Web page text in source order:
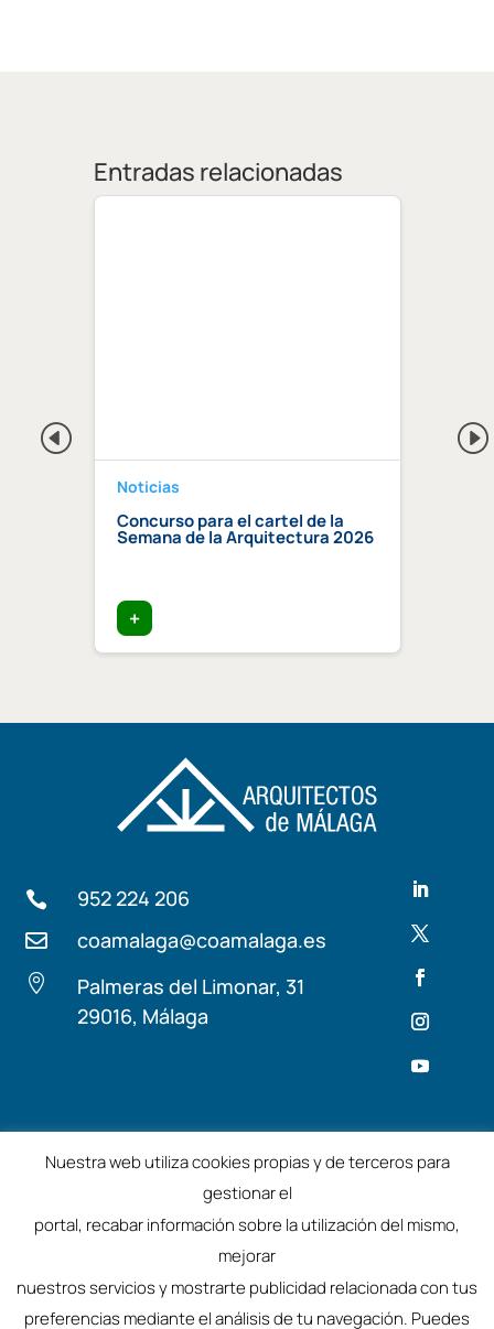
Entradas relacionadas
Noticias
Concurso para el cartel de la
Semana de la Arquitectura 2026
+
 952 224 206
 coamalaga@coamalaga.es

Palmeras del Limonar, 31
29016, Málaga
Términos y condiciones
©2025 – Colegio de Arquitectos de Málaga
Nuestra web utiliza cookies propias y de terceros para
gestionar el
portal, recabar información sobre la utilización del mismo,
mejorar
nuestros servicios y mostrarte publicidad relacionada con tus
preferencias mediante el análisis de tu navegación. Puedes